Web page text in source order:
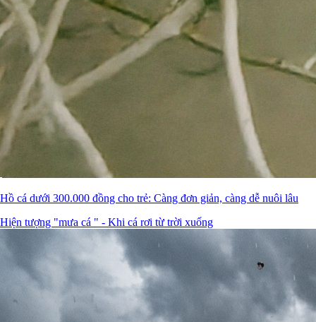
Hồ cá dưới 300.000 đồng cho trẻ: Càng đơn giản, càng dễ nuôi lâu
Hiện tượng "mưa cá " - Khi cá rơi từ trời xuống